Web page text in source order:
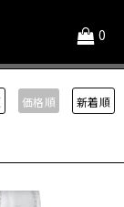
0
価格順 新着順